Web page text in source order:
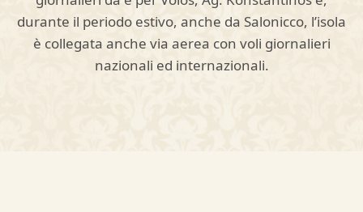
durante il periodo estivo, anche da Salonicco, l’isola
è collegata anche via aerea con voli giornalieri
nazionali ed internazionali.